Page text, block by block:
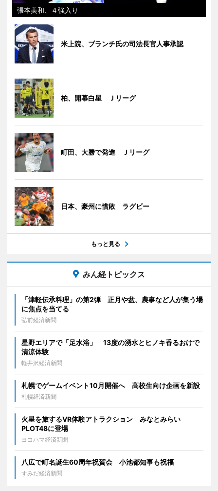
張本美和、４強入り
米上院、ブランチ氏の司法長官人事承認
柏、開幕白星 Ｊリーグ
町田、大勝で発進 Ｊリーグ
日本、豪州に惜敗 ラグビー
もっと見る
みん経トピックス
「津軽伝承料理」の第2弾 正月や盆、農事など人が集う場
に焦点を当てる
弘前経済新聞
星野エリアで「足水浴」 13度の湧水とヒノキ香るおけで
清涼体験
軽井沢経済新聞
札幌でゲームイベント10月開催へ 高校生向け企画を新設
札幌経済新聞
火星を旅するVR体験アトラクション みなとみらい
PLOT48に登場
ヨコハマ経済新聞
八広で町名誕生60周年祝賀会 小池都知事も祝福
すみだ経済新聞